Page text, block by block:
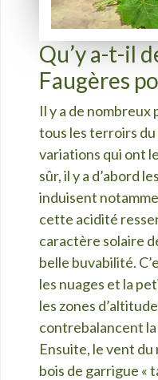
Qu’y a-t-il
Faugères
Il y a de
tous les terroirs du
variations qui ont
sûr, il y a d’abord
induisent
cette acidité
caractère solaire
belle buvabilité.
les nuages et la
les zones
contrebalancent
Ensuite, le vent
bois de garrigue «